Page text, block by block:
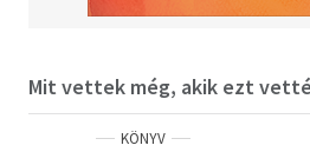
Mit vettek még, akik ezt
KÖNYV